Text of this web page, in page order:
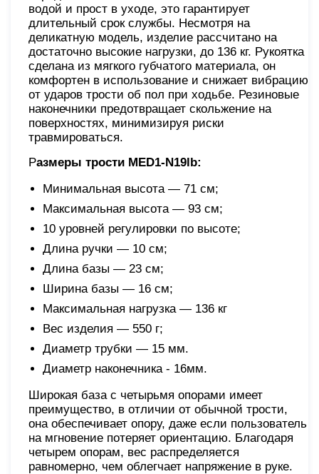
водой и прост в уходе, это гарантирует
длительный срок службы. Несмотря на
деликатную модель, изделие рассчитано на
достаточно высокие нагрузки, до 136 кг. Рукоятка
сделана из мягкого губчатого материала, он
комфортен в использование и снижает вибрацию
от ударов трости об пол при ходьбе. Резиновые
наконечники предотвращает скольжение на
поверхностях, минимизируя риски
травмироваться.
Размеры трости MED1-N19lb:
Минимальная высота — 71 см;
Максимальная высота — 93 см;
10 уровней регулировки по высоте;
Длина ручки — 10 см;
Длина базы — 23 см;
Ширина базы — 16 см;
Максимальная нагрузка — 136 кг
Вес изделия — 550 г;
Диаметр трубки — 15 мм.
Диаметр наконечника - 16мм.
Широкая база с четырьмя опорами имеет
преимущество, в отличии от обычной трости,
она обеспечивает опору, даже если пользователь
на мгновение потеряет ориентацию. Благодаря
четырем опорам, вес распределяется
равномерно, чем облегчает напряжение в руке.